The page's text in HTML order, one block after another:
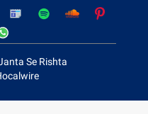
Se Rishta